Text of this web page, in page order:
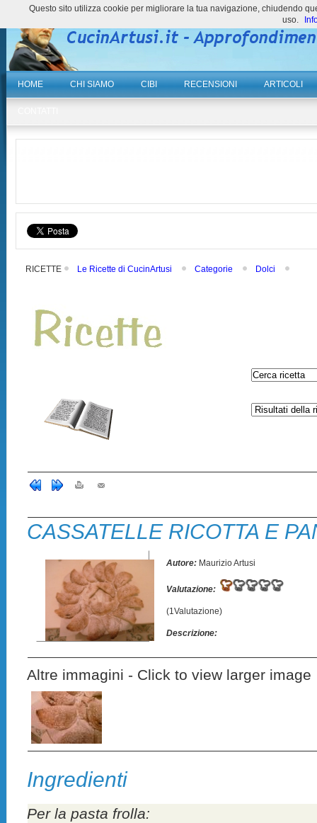
HOME CHI SIAMO CIBI RECENSIONI ARTICOLI
RICETTE Le Ricette di CucinArtusi Categorie Dolci
CASSATELLE RICOTTA E
Autore: Maurizio Artusi
Valutazione:
(1Valutazione)
Descrizione:
Altre immagini - Click to view larger image
Ingredienti
Per la pasta frolla:
Questo sito utilizza cookie per migliorare la tua navigazione, chiudendo
uso.